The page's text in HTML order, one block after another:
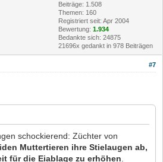
Beiträge: 1.508
Themen: 160
Registriert seit: Apr 2004
Bewertung: 1.934
Bedankte sich: 24875
21696x gedankt in 978 Beiträgen
#7
schockierend: Züchter von
Muttertieren ihre Stielaugen ab,
für die Eiablage zu erhöhen.